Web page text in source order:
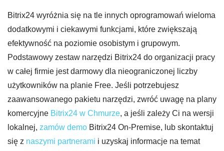
Bitrix24 wyróżnia się na tle innych oprogramowań wieloma
dodatkowymi i ciekawymi funkcjami, które zwiększają
efektywność na poziomie osobistym i grupowym.
Podstawowy zestaw narzędzi Bitrix24 do organizacji pracy
w całej firmie jest darmowy dla nieograniczonej liczby
użytkowników na planie Free. Jeśli potrzebujesz
zaawansowanego pakietu narzędzi, zwróć uwagę na plany
komercyjne Bitrix24 w Chmurze, a jeśli zależy Ci na wersji
lokalnej, zamów demo Bitrix24 On-Premise, lub skontaktuj
się z naszymi partnerami i uzyskaj informacje na temat